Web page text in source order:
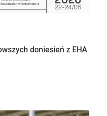
doniesień z EHA